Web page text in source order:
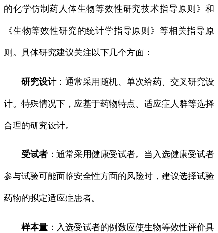
的化学仿制药人体生物等效性研究技术指导原则》和
《生物等效性研究的统计学指导原则》等相关指导原
则。具体研究建议关注以下几个方面：
研究设计：通常采用随机、单次给药、交叉研究设
计。特殊情况下，应基于药物特点、适应症人群等选择
合理的研究设计。
受试者 ：通常采用健康受试者。当入选健康受试者
参与试验可能面临安全性方面的风险时，建议选择试验
药物的拟定适应症患者。
样本量 ：入选受试者的例数应使生物等效性评价具